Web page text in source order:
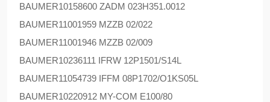
BAUMER10158600 ZADM 023H351.0012
BAUMER11001959 MZZB 02/022
BAUMER11001946 MZZB 02/009
BAUMER10236111 IFRW 12P1501/S14L
BAUMER11054739 IFFM 08P1702/O1KS05L
BAUMER10220912 MY-COM E100/80